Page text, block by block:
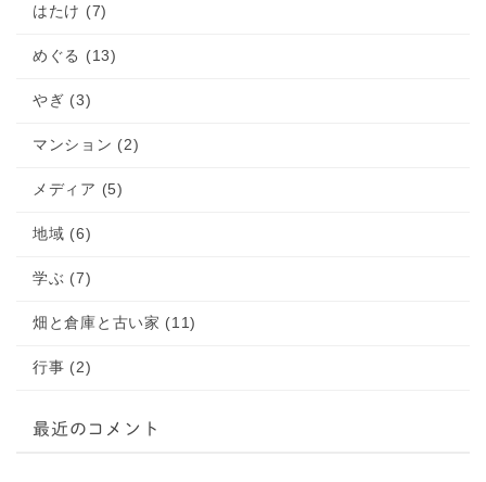
はたけ (7)
めぐる (13)
やぎ (3)
マンション (2)
メディア (5)
地域 (6)
学ぶ (7)
畑と倉庫と古い家 (11)
行事 (2)
最近のコメント